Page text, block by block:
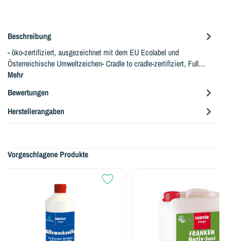
Beschreibung
- öko-zertifiziert, ausgezeichnet mit dem EU Ecolabel und
Österreichische Umweltzeichen- Cradle to cradle-zertifiziert, Full…
Mehr
Bewertungen
Herstellerangaben
Vorgeschlagene Produkte